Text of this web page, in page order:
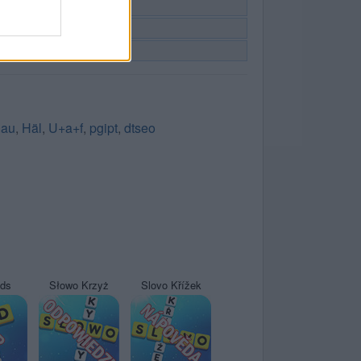
, Häl, U+a+f, pgipt, dtseo
Słowo Krzyż Slovo Křížek